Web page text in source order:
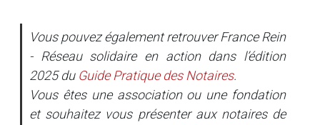
Vous pouvez également retrouver France Rein
- Réseau solidaire en action dans l’édition
2025 du Guide Pratique des Notaires.
Vous êtes une association ou une fondation
et souhaitez vous présenter aux notaires de